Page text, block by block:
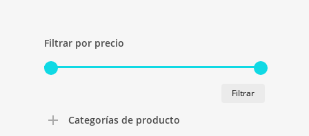
Filtrar por precio
Filtrar
Categorías de producto